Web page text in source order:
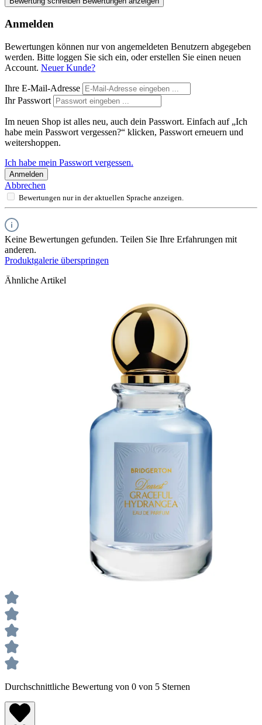
Anmelden
Bewertungen können nur von angemeldeten Benutzern abgegeben
werden. Bitte loggen Sie sich ein, oder erstellen Sie einen neuen
Account. Neuer Kunde?
Ihre E-Mail-Adresse
Ihr Passwort
Im neuen Shop ist alles neu, auch dein Passwort. Einfach auf „Ich
habe mein Passwort vergessen?“ klicken, Passwort erneuern und
weitershoppen.
Ich habe mein Passwort vergessen.
Anmelden
Abbrechen
Bewertungen nur in der aktuellen Sprache anzeigen.
Keine Bewertungen gefunden. Teilen Sie Ihre Erfahrungen mit
anderen.
Produktgalerie überspringen
Ähnliche Artikel
Durchschnittliche Bewertung von 0 von 5 Sternen